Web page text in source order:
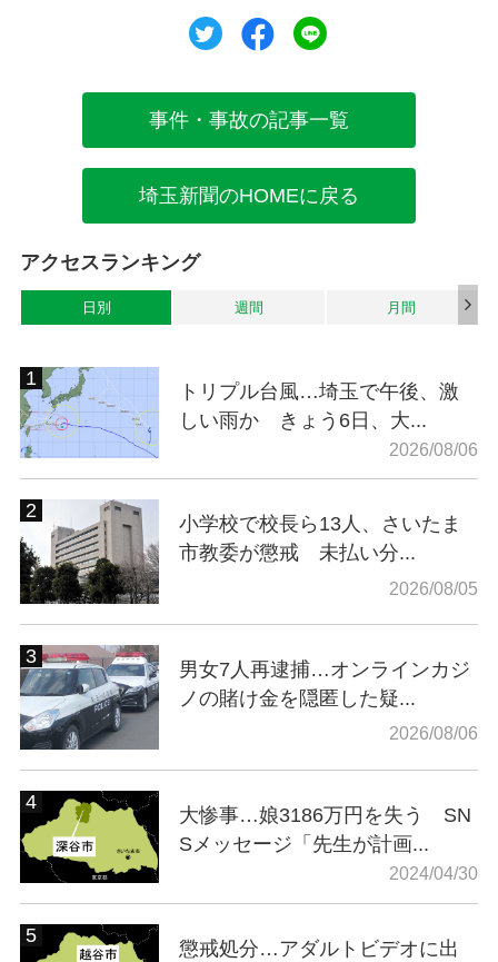
ツイートシェア
事件・事故の記事一覧
埼玉新聞のHOMEに戻る
アクセスランキング
日別 週間 月間
トリプル台風…埼玉で午後、激
しい雨か きょう6日、大...
2026/08/06
小学校で校長ら13人、さいたま
市教委が懲戒 未払い分...
2026/08/05
男女7人再逮捕…オンラインカジ
ノの賭け金を隠匿した疑...
2026/08/06
大惨事…娘3186万円を失う SN
Sメッセージ「先生が計画...
2024/04/30
懲戒処分…アダルトビデオに出